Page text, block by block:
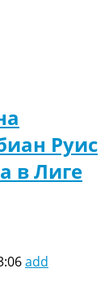
Руис
в Лиге
add